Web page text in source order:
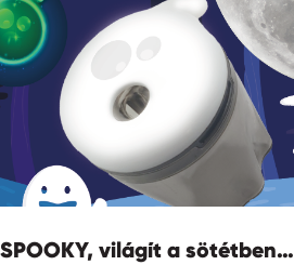
SPOOKY, világít a sötétben…